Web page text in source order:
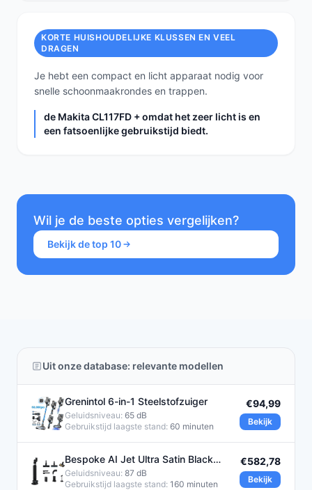
KORTE HUISHOUDELIJKE KLUSSEN EN VEEL
DRAGEN
Je hebt een compact en licht apparaat nodig voor
snelle schoonmaakrondes en trappen.
de Makita CL117FD + omdat het zeer licht is en
een fatsoenlijke gebruikstijd biedt.
Wil je de beste opties vergelijken?
Bekijk de top 10
Uit onze database: relevante modellen
Grenintol 6-in-1 Steelstofzuiger
Geluidsniveau: 65 dB
Gebruikstijd laagste stand: 60 minuten
€94,99
Bekijk
Bespoke AI Jet Ultra Satin Black
steelstofzuiger
Geluidsniveau: 87 dB
Gebruikstijd laagste stand: 160 minuten
€582,78
Bekijk